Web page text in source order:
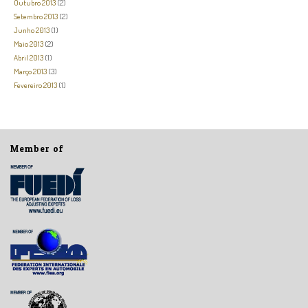
Outubro 2013 (2)
Setembro 2013 (2)
Junho 2013 (1)
Maio 2013 (2)
Abril 2013 (1)
Março 2013 (3)
Fevereiro 2013 (1)
Member of